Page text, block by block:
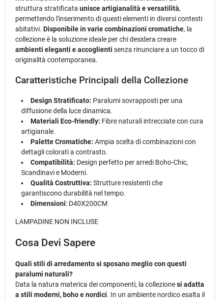
struttura stratificata unisce artigianalità e versatilità,
permettendo l'inserimento di questi elementi in diversi contesti
abitativi. Disponibile in varie combinazioni cromatiche, la
collezione è la soluzione ideale per chi desidera creare
ambienti eleganti e accoglienti senza rinunciare a un tocco di
originalità contemporanea.
Caratteristiche Principali della Collezione
Design Stratificato: Paralumi sovrapposti per una
diffusione della luce dinamica.
Materiali Eco-friendly: Fibre naturali intrecciate con cura
artigianale.
Palette Cromatiche: Ampia scelta di combinazioni con
dettagli colorati a contrasto.
Compatibilità: Design perfetto per arredi Boho-Chic,
Scandinavi e Moderni.
Qualità Costruttiva: Strutture resistenti che
garantiscono durabilità nel tempo.
Dimensioni: D40X200CM
LAMPADINE NON INCLUSE
Cosa Devi Sapere
Quali stili di arredamento si sposano meglio con questi
paralumi naturali?
Data la natura materica dei componenti, la collezionesi adatta
a stili moderni, boho e nordici. In un ambiente nordico esalta il